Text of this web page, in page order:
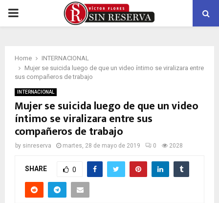
PRIMARY
Home
INTERNACIONAL
Mujer se suicida luego de que un video íntimo se viralizara entre
sus compañeros de trabajo
INTERNACIONAL
Mujer se suicida luego de que un video
íntimo se viralizara entre sus
compañeros de trabajo
by sinreserva martes, 28 de mayo de 2019 0 2028
SHARE 0